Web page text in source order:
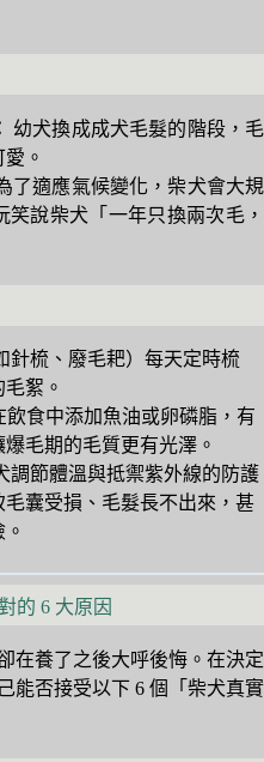
幼犬換成成犬毛髮的階段，毛
。
了適應氣候變化，柴犬會大規
說柴犬「一年只換兩次毛，
針梳、廢毛耙）每天定時梳
絮。
飲食中添加魚油或卵磷脂，有
毛期的毛質更有光澤。
調節體溫與抵禦紫外線的防護
囊受損、毛髮長不出來，甚
的 6 大原因
在養了之後大呼後悔。在決定
能否接受以下 6 個「柴犬真實